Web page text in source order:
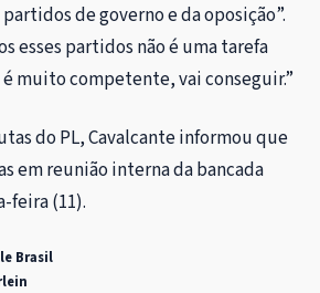
de governo e da oposição”.
esses partidos não é uma tarefa
muito competente, vai conseguir.”
do PL, Cavalcante informou que
em reunião interna da bancada
feira (11).
Brasil